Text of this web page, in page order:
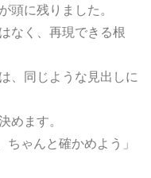
頭に残りました。
なく、再現できる根
、同じような見出しに
めます。
ゃんと確かめよう」